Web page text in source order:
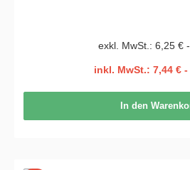
exkl. MwSt.: 6,25 €
inkl. MwSt.: 7,44 € -
In den